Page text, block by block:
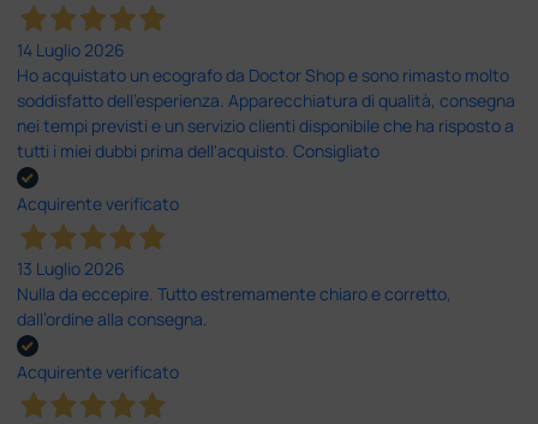
14 Luglio 2026
Ho acquistato un ecografo da Doctor Shop e sono rimasto molto
soddisfatto dell'esperienza. Apparecchiatura di qualità, consegna
nei tempi previsti e un servizio clienti disponibile che ha risposto a
tutti i miei dubbi prima dell'acquisto. Consigliato
Acquirente verificato
13 Luglio 2026
Nulla da eccepire. Tutto estremamente chiaro e corretto,
dall’ordine alla consegna.
Acquirente verificato